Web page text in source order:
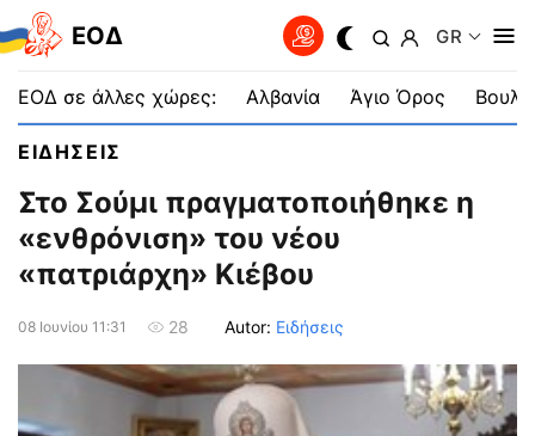
EOΔ GR
ΕΟΔ σε άλλες χώρες: Αλβανία Άγιο Όρος
ΕΙΔΗΣΕΙΣ
Στo Σούμι πραγματοποιήθηκε η
«ενθρόνιση» του νέου
«πατριάρχη» Κιέβου
08 Ιουνίου 11:31 28 Autor: Ειδήσεις